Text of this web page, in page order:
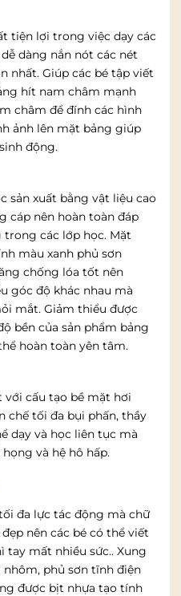
tiện lợi trong việc dạy các
dàng nắn nót các nét
nhất. Giúp các bé tập viết
hít nam châm mạnh
châm để đính các hình
ảnh lên mặt bảng giúp
động.
sản xuất bằng vật liệu cao
cáp nên hoàn toàn đáp
trong các lớp học. Mặt
màu xanh phủ sơn
chống lóa tốt nên
góc độ khác nhau mà
mắt. Giảm thiểu được
bền của sản phẩm bảng
hoàn toàn yên tâm.
cấu tạo bề mặt hơi
chế tối đa bụi phấn, thầy
dạy và học liên tục mà
và hệ hô hấp.
đa lực tác động mà chữ
nên các bé có thể viết
mất nhiều sức.. Xung
phủ sơn tĩnh điện
được bịt nhựa tạo tính